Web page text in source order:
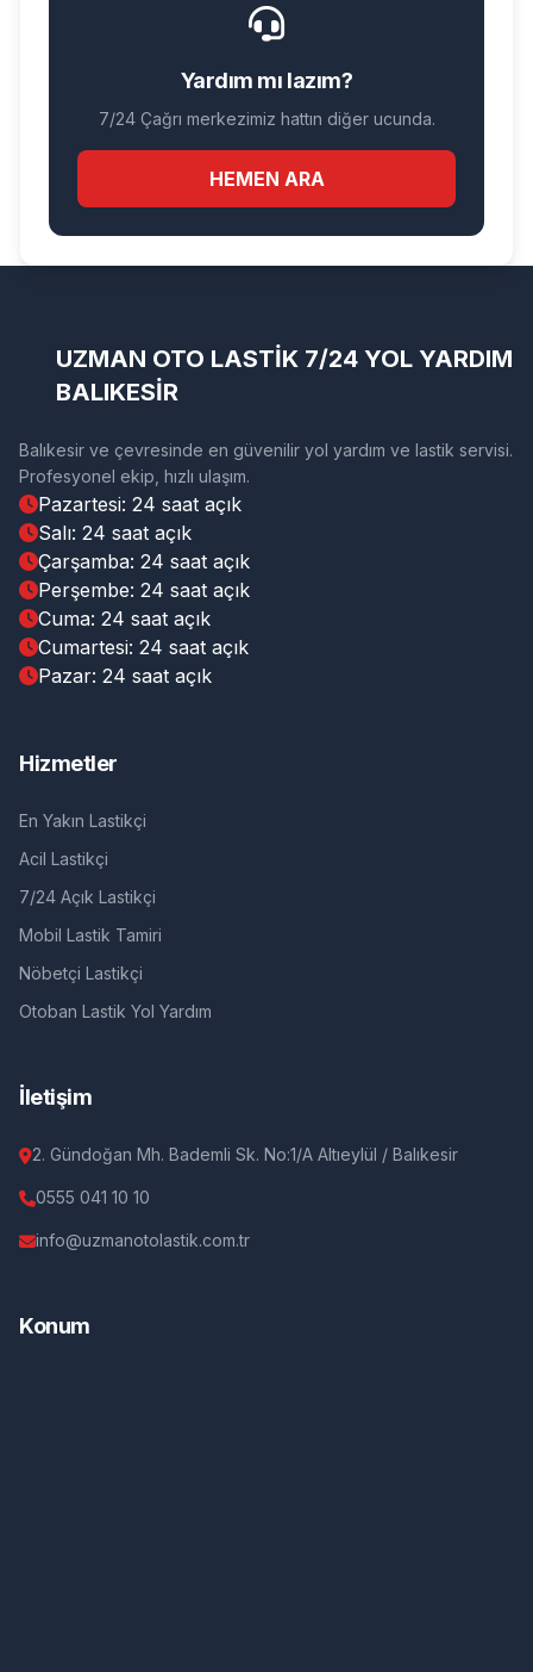
Yardım mı lazım?
7/24 Çağrı merkezimiz hattın diğer ucunda.
HEMEN ARA
UZMAN OTO LASTİK 7/24 YOL YARDIM
BALIKESİR
Balıkesir ve çevresinde en güvenilir yol yardım ve lastik servisi.
Profesyonel ekip, hızlı ulaşım.
Pazartesi: 24 saat açık
Salı: 24 saat açık
Çarşamba: 24 saat açık
Perşembe: 24 saat açık
Cuma: 24 saat açık
Cumartesi: 24 saat açık
Pazar: 24 saat açık
Hizmetler
En Yakın Lastikçi
Acil Lastikçi
7/24 Açık Lastikçi
Mobil Lastik Tamiri
Nöbetçi Lastikçi
Otoban Lastik Yol Yardım
İletişim
2. Gündoğan Mh. Bademli Sk. No:1/A Altıeylül / Balıkesir
0555 041 10 10
info@uzmanotolastik.com.tr
Konum